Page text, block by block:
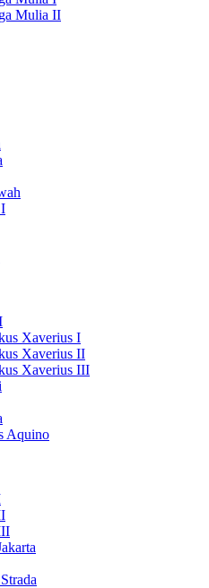
Mulia II
Xaverius I
Xaverius II
Xaverius III
Aquino